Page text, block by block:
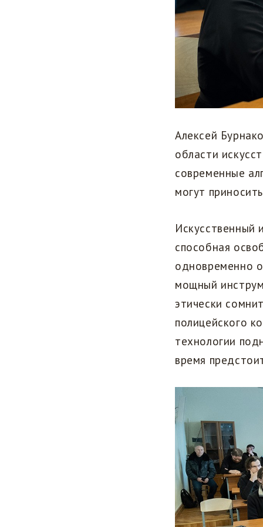
Алексей
области
современные
могут
Искусственный
способная
одновременно
мощный
этически
полицейского
технологии
время